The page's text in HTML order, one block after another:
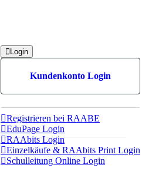
Login
Kundenkonto Login
Registrieren bei RAABE
EduPage Login
RAAbits Login
Einzelkäufe & RAAbits Print Login
Schulleitung Online Login